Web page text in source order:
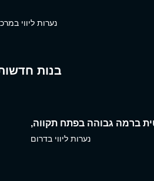
נערות ליווי
בנות
ברמה גבוהה בפתח תקווה,
נערות ליווי בדרום